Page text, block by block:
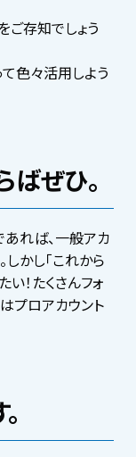
存知でしょう
色々活用しよう
ぜひ。
れば、一般アカ
かし「これから
！たくさんフォ
プロアカウント